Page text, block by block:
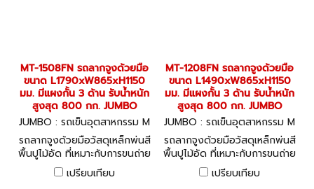
MT-1508FN รถลากจูงด้วยมือ
ขนาด L1790xW865xH1150
มม. มีแผงกั้น 3 ด้าน รับน้ำหนัก
สูงสุด 800 กก. JUMBO
JUMBO : รถเข็นอุตสาหกรรม M
T-1508FN
รถลากจูงด้วยมือวัสดุเหล็กพ่นสี
พื้นปูไม้อัด ที่เหมาะกับการขนถ่าย
สินค้าชิ้นใหญ่ได้อย่างคล่องตัว
เปรียบเทียบ
MT-1208FN รถลากจูงด้วยมือ
ขนาด L1490xW865xH1150
มม. มีแผงกั้น 3 ด้าน รับน้ำหนัก
สูงสุด 800 กก. JUMBO
JUMBO : รถเข็นอุตสาหกรรม M
T-1208FN
รถลากจูงด้วยมือวัสดุเหล็กพ่นสี
พื้นปูไม้อัด ที่เหมาะกับการขนถ่าย
สินค้าชิ้นใหญ่ได้อย่างคล่องตัว
เปรียบเทียบ